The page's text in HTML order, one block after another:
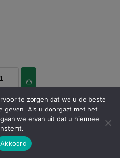
te zorgen dat we u de beste
geven. Als u doorgaat met het
we ervan uit dat u hiermee
instemt.
Akkoord